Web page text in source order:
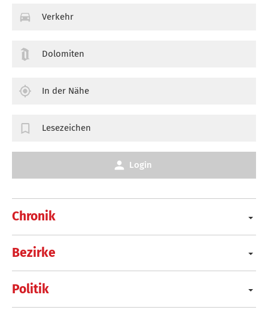
Chronik
Bezirke
Politik
Verkehr
Dolomiten
In der Nähe
Lesezeichen
Login